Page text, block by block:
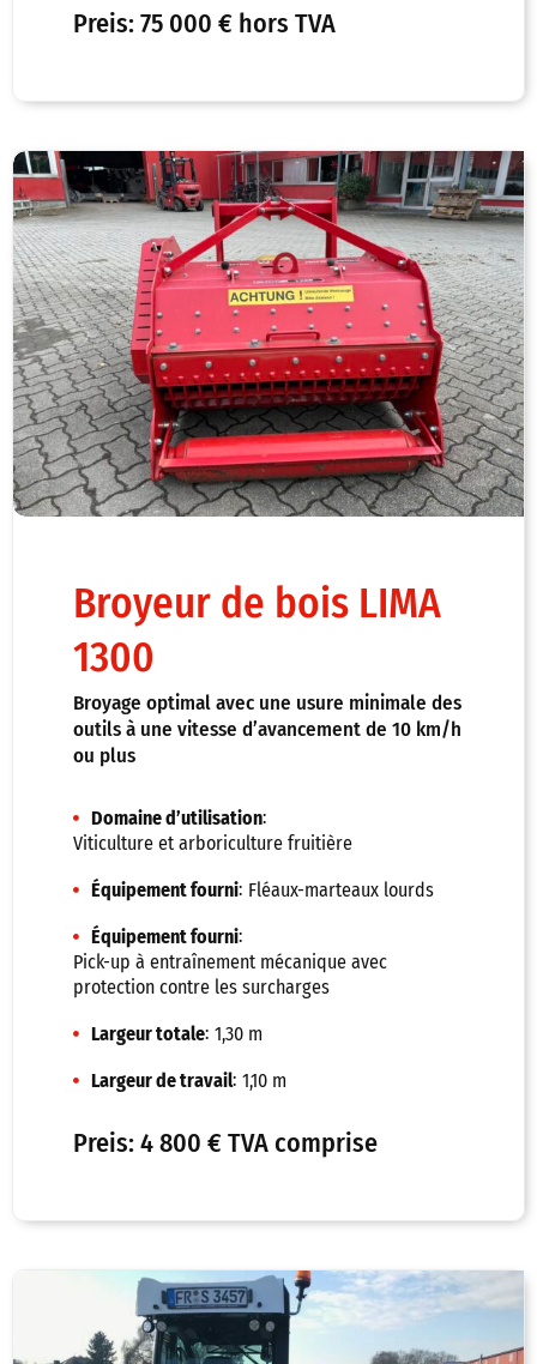
Preis: 75 000 € hors TVA
Broyeur de bois LIMA
1300
Broyage optimal avec une usure minimale des
outils à une vitesse d’avancement de 10 km/h
ou plus
Domaine d’utilisation:
Viticulture et arboriculture fruitière
Équipement fourni: Fléaux-marteaux lourds
Équipement fourni:
Pick-up à entraînement mécanique avec
protection contre les surcharges
Largeur totale: 1,30 m
Largeur de travail: 1,10 m
Preis: 4 800 € TVA comprise